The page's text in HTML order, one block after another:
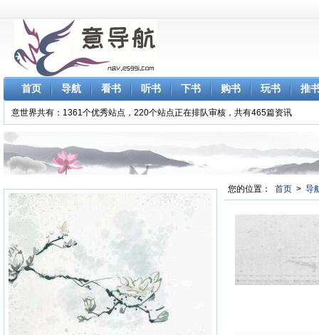
首页 导航 看书 听书 下书 购书 玩书 推
意世界共有：1361个优秀站点，220个站点正在排队审核，共有465篇资讯
您的位置： 首页 > 导